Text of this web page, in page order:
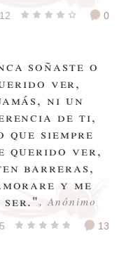
0
soñaste o
ver,
ni un
de ti,
siempre
querido ver,
barreras,
y me
ser.", Anónimo
13